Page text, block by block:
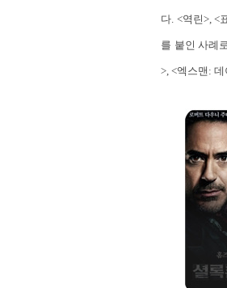
다. <역린>, <
를 붙인 사례
>, <엑스맨: